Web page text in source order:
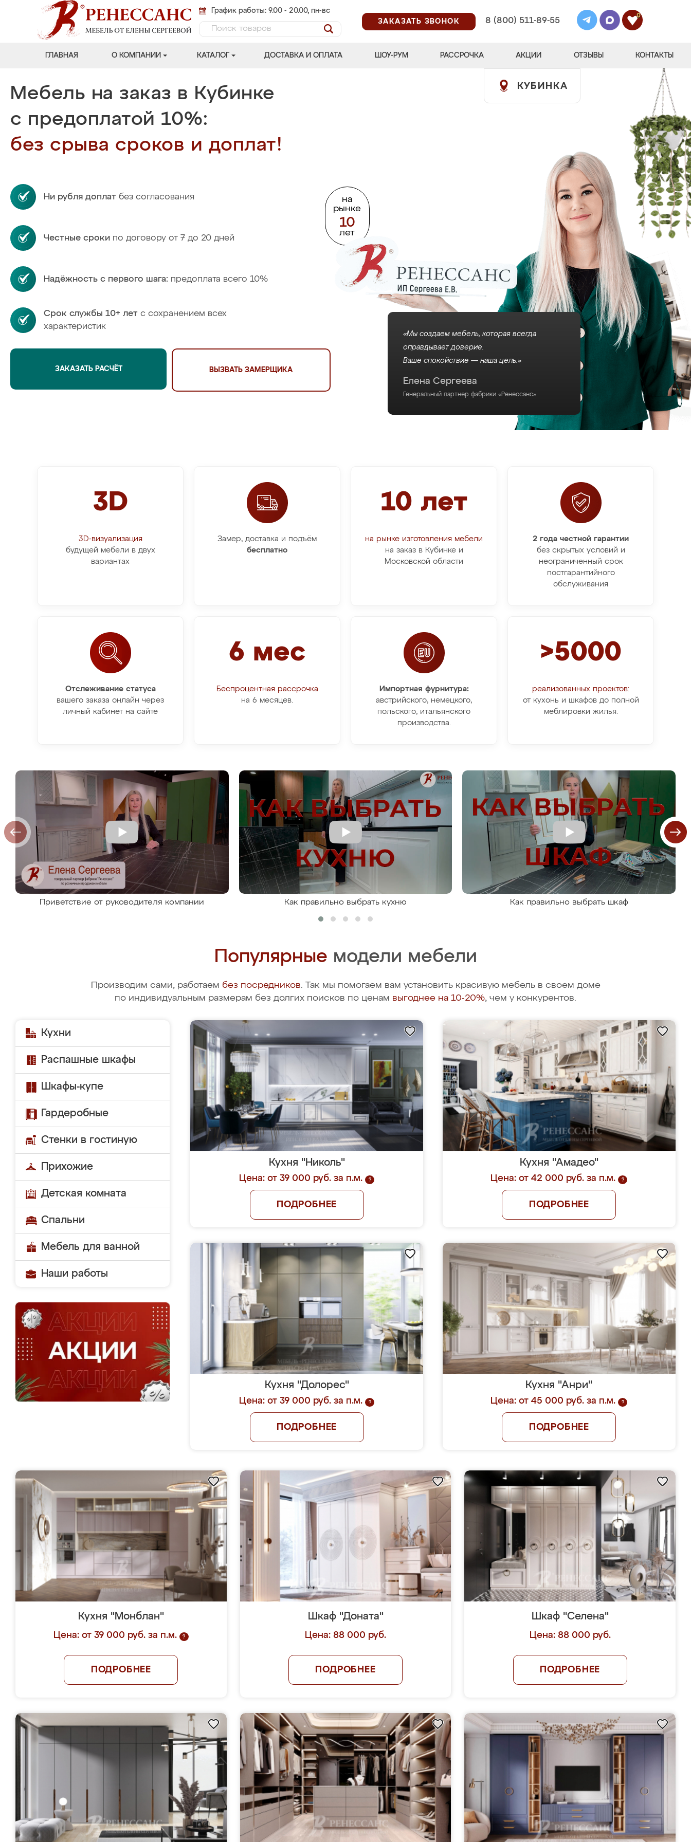
График работы: 9.00 - 20.00, пн-вс
ЗАКАЗАТЬ ЗВОНОК
8 (800) 511-89-55
0
ГЛАВНАЯ О КОМПАНИИ КАТАЛОГ ДОСТАВКА И ОПЛАТА ШОУ-РУМ РАССРОЧКА АКЦИИ ОТЗЫВЫ КОНТАКТЫ
КУБИНКА
на
рынке
10
лет
Мебель на заказ в Кубинке
с предоплатой 10%:
без срыва сроков и доплат!
Ни рубля доплат без согласования
Честные сроки по договору от 7 до 20 дней
Надёжность с первого шага: предоплата всего 10%
Срок службы 10+ лет с сохранением всех
характеристик
ЗАКАЗАТЬ РАСЧЁТ ВЫЗВАТЬ ЗАМЕРЩИКА
«Мы создаем мебель, которая всегда
оправдывает доверие.
Ваше спокойствие — наша цель.»
Елена Сергеева
Генеральный партнер фабрики «Ренессанс»
3D
3D-визуализация
будущей мебели в двух
вариантах
Замер, доставка и подъём
бесплатно
10 лет
на рынке изготовления мебели
на заказ в Кубинке и
Московской области
2 года честной гарантии
без скрытых условий и
неограниченный срок
постгарантийного
обслуживания
Отслеживание статуса
вашего заказа онлайн через
личный кабинет на сайте
6 мес
Беспроцентная рассрочка
на 6 месяцев.
Импортная фурнитура:
австрийского, немецкого,
польского, итальянского
производства.
>5000
реализованных проектов:
от кухонь и шкафов до полной
меблировки жилья.
Приветствие от руководителя компании Как правильно выбрать кухню Как правильно выбрать шкаф
Популярные модели мебели
Производим сами, работаем без посредников. Так мы помогаем вам установить красивую мебель в своем доме
по индивидуальным размерам без долгих поисков по ценам выгоднее на 10-20%, чем у конкурентов.
Кухни
Распашные шкафы
Шкафы-купе
Гардеробные
Стенки в гостиную
Прихожие
Детская комната
Спальни
Мебель для ванной
Наши работы
Кухня "Николь"
Цена: от 39 000 руб. за п.м. ?
ПОДРОБНЕЕ
Кухня "Амадео"
Цена: от 42 000 руб. за п.м. ?
ПОДРОБНЕЕ
Кухня "Долорес"
Цена: от 39 000 руб. за п.м. ?
ПОДРОБНЕЕ
Кухня "Анри"
Цена: от 45 000 руб. за п.м. ?
ПОДРОБНЕЕ
Кухня "Монблан"
Цена: от 39 000 руб. за п.м. ?
ПОДРОБНЕЕ
Шкаф "Доната"
Цена: 88 000 руб.
ПОДРОБНЕЕ
Шкаф "Селена"
Цена: 88 000 руб.
ПОДРОБНЕЕ